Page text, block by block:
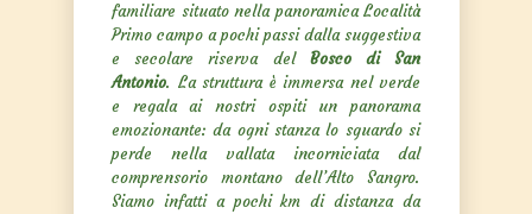
familiare situato nella panoramica Località
Primo campo a pochi passi dalla suggestiva
e secolare riserva del Bosco di San
Antonio. La struttura è immersa nel verde
e regala ai nostri ospiti un panorama
emozionante: da ogni stanza lo sguardo si
perde nella vallata incorniciata dal
comprensorio montano dell’Alto Sangro.
Siamo infatti a pochi km di distanza da